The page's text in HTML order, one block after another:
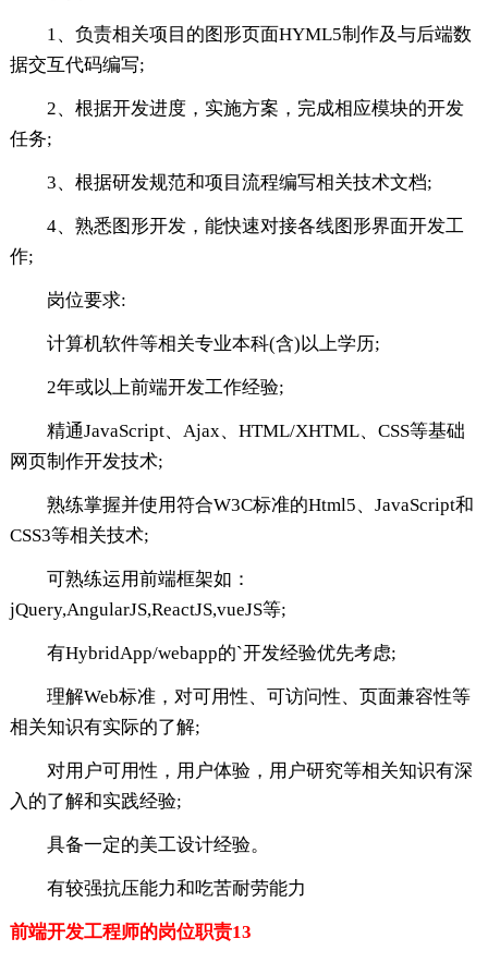
1、负责相关项目的图形页面HYML5制作及与后端数
据交互代码编写;
2、根据开发进度，实施方案，完成相应模块的开发
任务;
3、根据研发规范和项目流程编写相关技术文档;
4、熟悉图形开发，能快速对接各线图形界面开发工
作;
岗位要求:
计算机软件等相关专业本科(含)以上学历;
2年或以上前端开发工作经验;
精通JavaScript、Ajax、HTML/XHTML、CSS等基础
网页制作开发技术;
熟练掌握并使用符合W3C标准的Html5、JavaScript和
CSS3等相关技术;
可熟练运用前端框架如：
jQuery,AngularJS,ReactJS,vueJS等;
有HybridApp/webapp的`开发经验优先考虑;
理解Web标准，对可用性、可访问性、页面兼容性等
相关知识有实际的了解;
对用户可用性，用户体验，用户研究等相关知识有深
入的了解和实践经验;
具备一定的美工设计经验。
有较强抗压能力和吃苦耐劳能力
前端开发工程师的岗位职责13